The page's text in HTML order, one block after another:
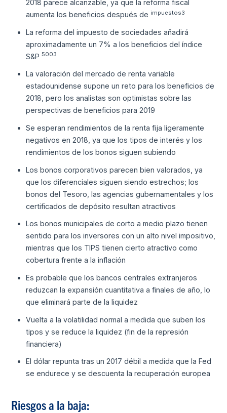
2018 parece alcanzable, ya que la reforma fiscal
aumenta los beneficios después de impuestos3
La reforma del impuesto de sociedades añadirá
aproximadamente un 7% a los beneficios del índice
S&P 5003
La valoración del mercado de renta variable
estadounidense supone un reto para los beneficios de
2018, pero los analistas son optimistas sobre las
perspectivas de beneficios para 2019
Se esperan rendimientos de la renta fija ligeramente
negativos en 2018, ya que los tipos de interés y los
rendimientos de los bonos siguen subiendo
Los bonos corporativos parecen bien valorados, ya
que los diferenciales siguen siendo estrechos; los
bonos del Tesoro, las agencias gubernamentales y los
certificados de depósito resultan atractivos
Los bonos municipales de corto a medio plazo tienen
sentido para los inversores con un alto nivel impositivo,
mientras que los TIPS tienen cierto atractivo como
cobertura frente a la inflación
Es probable que los bancos centrales extranjeros
reduzcan la expansión cuantitativa a finales de año, lo
que eliminará parte de la liquidez
Vuelta a la volatilidad normal a medida que suben los
tipos y se reduce la liquidez (fin de la represión
financiera)
El dólar repunta tras un 2017 débil a medida que la Fed
se endurece y se descuenta la recuperación europea
Riesgos a la baja: